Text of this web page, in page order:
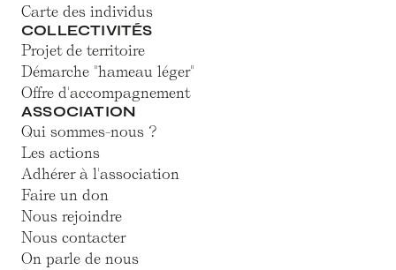
Carte des individus
COLLECTIVITÉS
Projet de territoire
Démarche "hameau léger"
Offre d'accompagnement
ASSOCIATION
Qui sommes-nous ?
Les actions
Adhérer à l'association
Faire un don
Nous rejoindre
Nous contacter
On parle de nous